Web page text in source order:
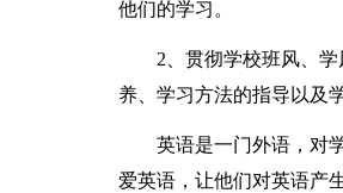
他们的学习。
2、贯彻学校班风、学
养、学习方法的指导以及
英语是一门外语，对学
爱英语，让他们对英语产